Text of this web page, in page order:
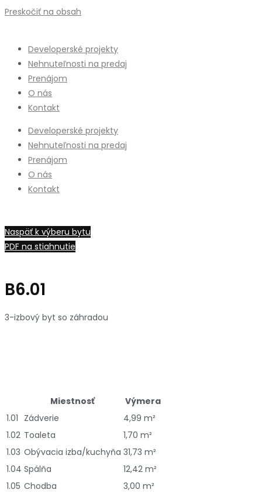
Preskočiť na obsah
Developerské projekty
Nehnuteľnosti na predaj
Prenájom
O nás
Kontakt
Developerské projekty
Nehnuteľnosti na predaj
Prenájom
O nás
Kontakt
Naspäť k výberu bytu
PDF na stiahnutie
B6.01
3-izbový byt so záhradou
Miestnosť
Výmera
1.01 Zádverie
4,99 m²
1.02 Toaleta
1,70 m²
1.03 Obývacia izba/kuchyňa 31,73 m²
1.04 Spálňa
12,42 m²
1.05 Chodba
3,00 m²